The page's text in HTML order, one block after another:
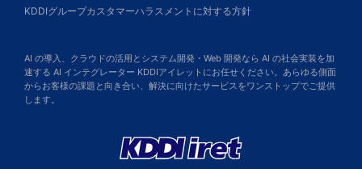
KDDIグループカスタマーハラスメントに対する方針
AI の導入、クラウドの活用とシステム開発・Web 開発なら AI の社会実装を加
速する AI インテグレーター KDDIアイレットにお任せください。あらゆる側面
からお客様の課題と向き合い、解決に向けたサービスをワンストップでご提供
します。